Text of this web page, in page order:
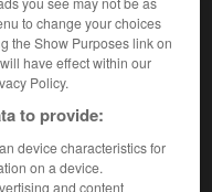
Island, 1933-Santa Fe
to change your choices
the Show Purposes link on
have effect within our
Policy.
to provide:
device characteristics for
on a device.
and content